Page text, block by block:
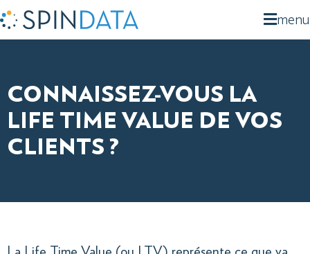
menu
CONNAISSEZ-VOUS LA
LIFE TIME VALUE DE VOS
CLIENTS ?